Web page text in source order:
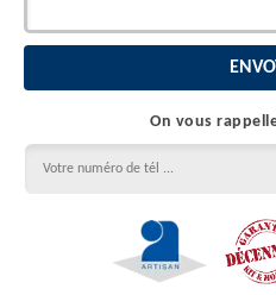
On vous